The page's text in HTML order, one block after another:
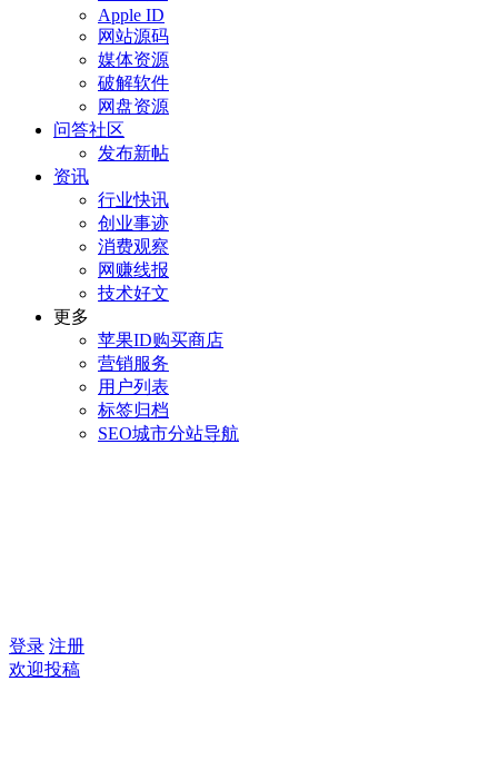
Apple ID
网站源码
媒体资源
破解软件
网盘资源
问答社区
发布新帖
资讯
行业快讯
创业事迹
消费观察
网赚线报
技术好文
更多
苹果ID购买商店
营销服务
用户列表
标签归档
SEO城市分站导航
登录 注册
欢迎投稿